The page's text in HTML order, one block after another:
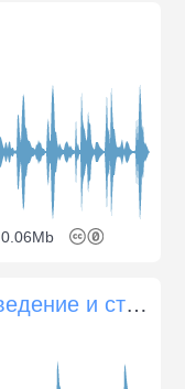
0.06Mb
Винтовка (армейская), взведение и стрельба